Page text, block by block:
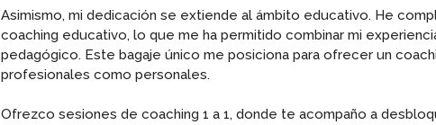
Asimismo, mi dedicación se extiende al ámbito educativo. He
coaching educativo, lo que me ha permitido combinar mi
pedagógico. Este bagaje único me posiciona para ofrecer un
profesionales como personales.
Ofrezco sesiones de coaching 1 a 1, donde te acompaño a